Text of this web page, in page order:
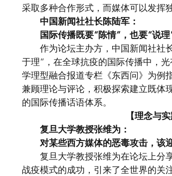
采取多种合作形式，而媒体可以发挥
中国新闻社社长陈陆军：
国际传播既要“陈情”，也要“说理
作为论坛主办方，中国新闻社社长
于理”，在全球抗疫的国际传播中，
学理型融合报道专栏《东西问》为例
兼顾理论与评论，积极探索建立既体
的国际传播话语体系。
【理念与
复旦大学教授张维为：
对某些西方媒体的恶毒攻击，该
复旦大学教授张维为在论坛上分享
战疫模式的成功，引来了全世界的关